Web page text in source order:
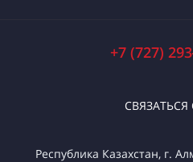
+7 (727)
Республика Казахстан, г.